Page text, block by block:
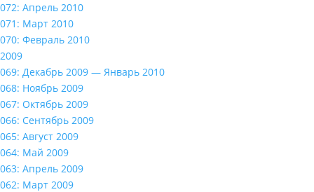
072: Апрель 2010
071: Март 2010
070: Февраль 2010
2009
069: Декабрь 2009 — Январь 2010
068: Ноябрь 2009
067: Октябрь 2009
066: Сентябрь 2009
065: Август 2009
064: Май 2009
063: Апрель 2009
062: Март 2009